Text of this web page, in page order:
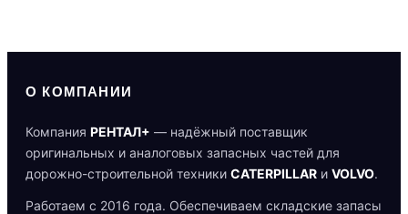
О КОМПАНИИ
Компания РЕНТАЛ+ — надёжный поставщик
оригинальных и аналоговых запасных частей для
дорожно-строительной техники CATERPILLAR и VOLVO.
Работаем с 2016 года. Обеспечиваем складские запасы